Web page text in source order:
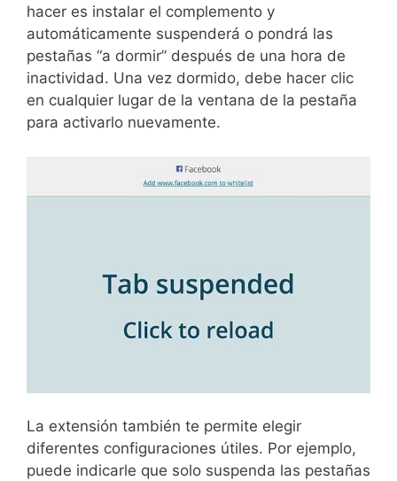
hacer es instalar el complemento y
automáticamente suspenderá o pondrá las
pestañas “a dormir” después de una hora de
inactividad. Una vez dormido, debe hacer clic
en cualquier lugar de la ventana de la pestaña
para activarlo nuevamente.
La extensión también te permite elegir
diferentes configuraciones útiles. Por ejemplo,
puede indicarle que solo suspenda las pestañas